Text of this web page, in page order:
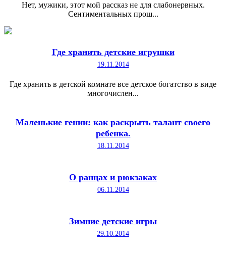
Нет, мужики, этот мой рассказ не для слабонервных.
Сентиментальных прош...
Где хранить детские игрушки
19.11.2014
Где хранить в детской комнате все детское богатство в виде
многочислен...
Маленькие гении: как раскрыть талант своего
ребенка.
18.11.2014
О ранцах и рюкзаках
06.11.2014
Зимние детские игры
29.10.2014